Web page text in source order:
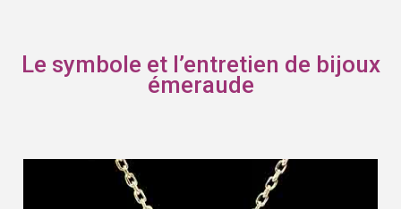
Le symbole et l’entretien de bijoux
émeraude